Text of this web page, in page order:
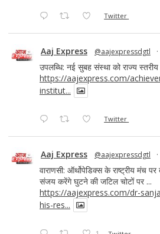
Twitter
Aaj Express @aajexpressdgtl ·
उपलब्धि: नई सुबह संस्था को राज्य स्तरीय
https://aajexpress.com/
institut...
Twitter
Aaj Express @aajexpressdgtl ·
वाराणसी: ऑर्थोपेडिक्स के राष्ट्रीय मंच
संजय करेंगे घुटने की जटिल चोटों पर ...
https://aajexpress.com/dr-
his-res...